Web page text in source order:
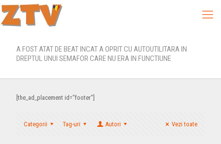
A FOST ATAT DE BEAT INCAT A OPRIT CU AUTOUTILITARA IN
DREPTUL UNUI SEMAFOR CARE NU ERA IN FUNCTIUNE
[the_ad_placement id="footer"]
Categorii Tag-uri Autori Vezi toate